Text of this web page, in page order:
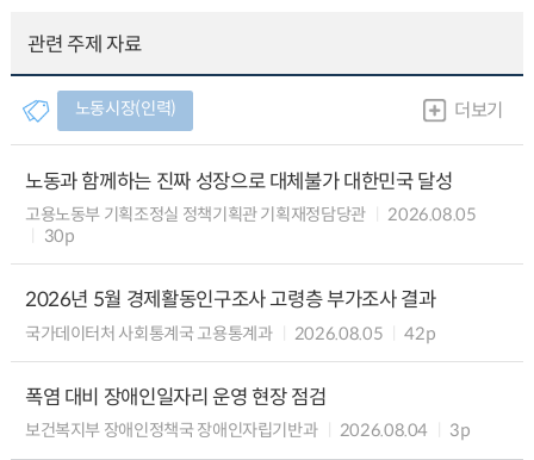
관련 주제 자료
노동시장(인력) 더보기
노동과 함께하는 진짜 성장으로 대체불가 대한민국 달성
고용노동부 기획조정실 정책기획관 기획재정담당관
2026.08.05
30p
2026년 5월 경제활동인구조사 고령층 부가조사 결과
국가데이터처 사회통계국 고용통계과 2026.08.05 42p
폭염 대비 장애인일자리 운영 현장 점검
보건복지부 장애인정책국 장애인자립기반과 2026.08.04 3p